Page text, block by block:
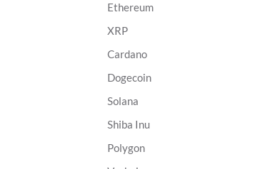
Ethereum
XRP
Cardano
Dogecoin
Solana
Shiba Inu
Polygon